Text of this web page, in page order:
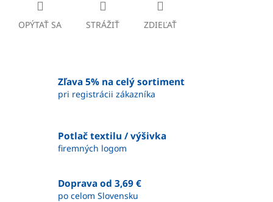
OPÝTAŤ SA STRÁŽIŤ ZDIEĽAŤ
Zľava 5% na celý sortiment
pri registrácii zákazníka
Potlač textilu / výšivka
firemných logom
Doprava od 3,69 €
po celom Slovensku